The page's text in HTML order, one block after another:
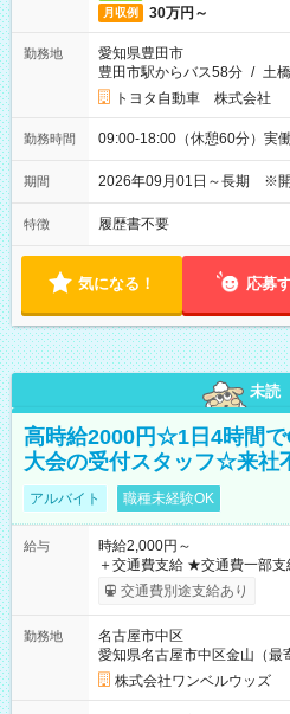
月収例 30万円～
勤務地
愛知県豊田市
豊田市駅からバス58分 / 土
トヨタ自動車 株式会社
勤務時間 09:00-18:00（休憩60分）実
期間 2026年09月01日～長期 ※
特徴 履歴書不要
気になる！ 応募
未読
高時給2000円☆1日4時間
大会の受付スタッフ☆来社
アルバイト 職種未経験OK
給与
時給2,000円～
＋交通費支給 ★交通費一部支給！ ┗1日500円を超えた分は全額
支給！ ※往復500円以内の方は自
OK！（規定あり） ┗働いた
期間なし
交通費別途支給あり
勤務地
名古屋市中区
愛知県名古屋市中区金山（最
株式会社ワンベルウッズ